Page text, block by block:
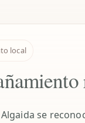
local
se